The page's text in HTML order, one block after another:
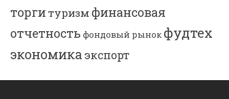
торгитуризм финансовая
отчетность фондовый рынок фудтех
экономика экспорт